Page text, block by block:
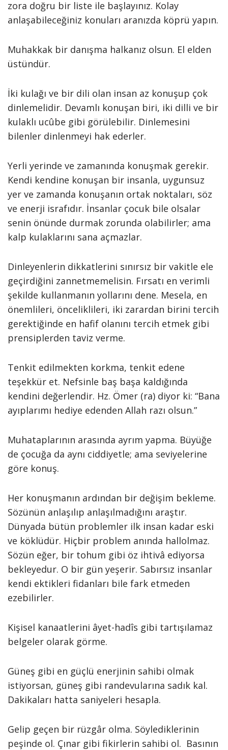
zora doğru bir liste ile başlayınız. Kolay
anlaşabileceğiniz konuları aranızda köprü yapın.
Muhakkak bir danışma halkanız olsun. El elden
üstündür.
İki kulağı ve bir dili olan insan az konuşup çok
dinlemelidir. Devamlı konuşan biri, iki dilli ve bir
kulaklı ucûbe gibi görülebilir. Dinlemesini
bilenler dinlenmeyi hak ederler.
Yerli yerinde ve zamanında konuşmak gerekir.
Kendi kendine konuşan bir insanla, uygunsuz
yer ve zamanda konuşanın ortak noktaları, söz
ve enerji israfıdır. İnsanlar çocuk bile olsalar
senin önünde durmak zorunda olabilirler; ama
kalp kulaklarını sana açmazlar.
Dinleyenlerin dikkatlerini sınırsız bir vakitle ele
geçirdiğini zannetmemelisin. Fırsatı en verimli
şekilde kullanmanın yollarını dene. Mesela, en
önemlileri, önceliklileri, iki zarardan birini tercih
gerektiğinde en hafif olanını tercih etmek gibi
prensiplerden taviz verme.
Tenkit edilmekten korkma, tenkit edene
teşekkür et. Nefsinle baş başa kaldığında
kendini değerlendir. Hz. Ömer (ra) diyor ki: “Bana
ayıplarımı hediye edenden Allah razı olsun.”
Muhataplarının arasında ayrım yapma. Büyüğe
de çocuğa da aynı ciddiyetle; ama seviyelerine
göre konuş.
Her konuşmanın ardından bir değişim bekleme.
Sözünün anlaşılıp anlaşılmadığını araştır.
Dünyada bütün problemler ilk insan kadar eski
ve köklüdür. Hiçbir problem anında hallolmaz.
Sözün eğer, bir tohum gibi öz ihtivâ ediyorsa
bekleyedur. O bir gün yeşerir. Sabırsız insanlar
kendi ektikleri fidanları bile fark etmeden
ezebilirler.
Kişisel kanaatlerini âyet-hadîs gibi tartışılamaz
belgeler olarak görme.
Güneş gibi en güçlü enerjinin sahibi olmak
istiyorsan, güneş gibi randevularına sadık kal.
Dakikaları hatta saniyeleri hesapla.
Gelip geçen bir rüzgâr olma. Söylediklerinin
peşinde ol. Çınar gibi fikirlerin sahibi ol. Basının